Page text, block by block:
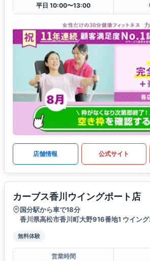
平日 10:00〜13:00
店舗情報 公式サイト
カーブス香川ウイングポート店
国分駅から車で18分
香川県高松市香川町大野916番地1 ウイン
無料体験
営業時間